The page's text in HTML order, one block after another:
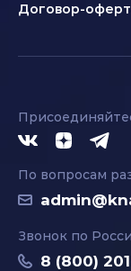
Договор-
По вопросам
Звонок по
8 (800)